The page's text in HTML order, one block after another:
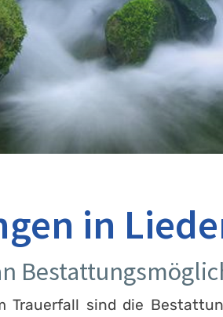
in
Trauerfall sind die